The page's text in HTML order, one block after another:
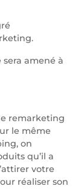
amené à
remarketing
le même
on
qu’il a
votre
réaliser son